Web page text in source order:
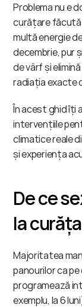
Problema nu e
curățare făcută
multă energie
decembrie, pur
de vârf și
radiația exacte
În acest ghid îți
intervențiile
climatice reale
și experiența
De ce
la
Majoritatea
panourilor ca
programează
exemplu, la 6